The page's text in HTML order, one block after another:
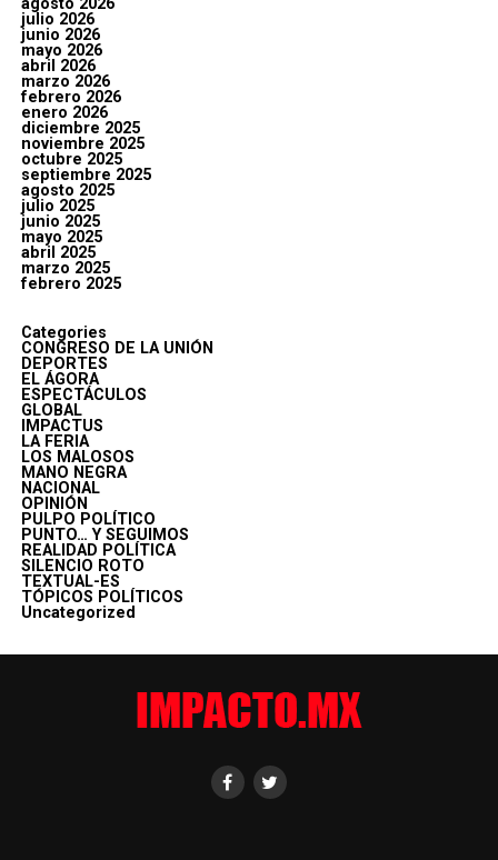
agosto 2026
julio 2026
junio 2026
mayo 2026
abril 2026
marzo 2026
febrero 2026
enero 2026
diciembre 2025
noviembre 2025
octubre 2025
septiembre 2025
agosto 2025
julio 2025
junio 2025
mayo 2025
abril 2025
marzo 2025
febrero 2025
Categories
CONGRESO DE LA UNIÓN
DEPORTES
EL ÁGORA
ESPECTÁCULOS
GLOBAL
IMPACTUS
LA FERIA
LOS MALOSOS
MANO NEGRA
NACIONAL
OPINIÓN
PULPO POLÍTICO
PUNTO… Y SEGUIMOS
REALIDAD POLÍTICA
SILENCIO ROTO
TEXTUAL-ES
TÓPICOS POLÍTICOS
Uncategorized